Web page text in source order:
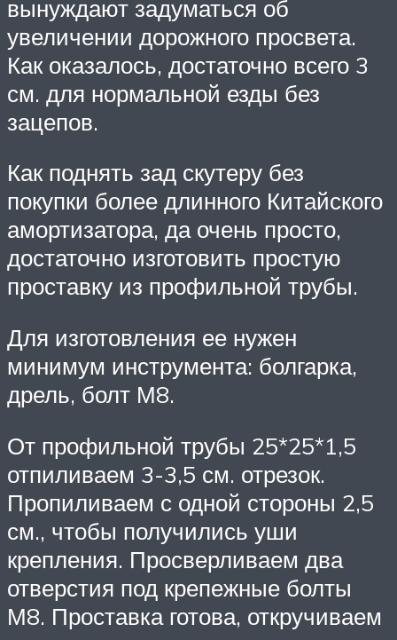
вынуждают задуматься об
увеличении дорожного просвета.
Как оказалось, достаточно всего 3
см. для нормальной езды без
зацепов.
Как поднять зад скутеру без
покупки более длинного Китайского
амортизатора, да очень просто,
достаточно изготовить простую
проставку из профильной трубы.
Для изготовления ее нужен
минимум инструмента: болгарка,
дрель, болт М8.
От профильной трубы 25*25*1,5
отпиливаем 3-3,5 см. отрезок.
Пропиливаем с одной стороны 2,5
см., чтобы получились уши
крепления. Просверливаем два
отверстия под крепежные болты
М8. Проставка готова, откручиваем